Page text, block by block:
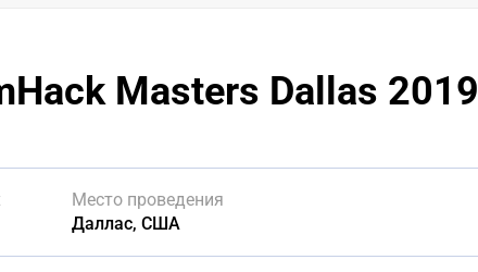
Masters Dallas 2019
Место проведения
Даллас, США